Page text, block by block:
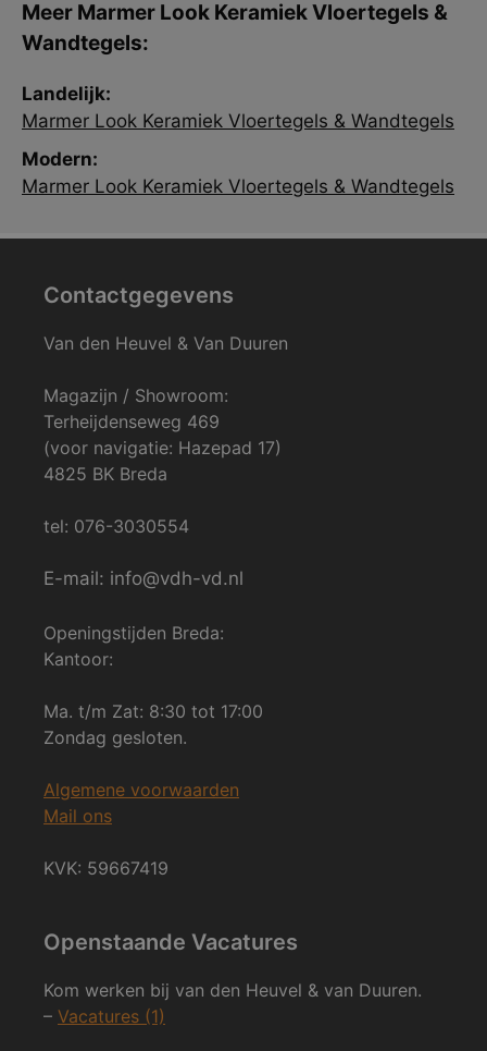
Meer Marmer Look Keramiek Vloertegels &
Wandtegels:
Landelijk:
Marmer Look Keramiek Vloertegels & Wandtegels
Modern:
Marmer Look Keramiek Vloertegels & Wandtegels
Contactgegevens
Van den Heuvel & Van Duuren
Magazijn / Showroom:
Terheijdenseweg 469
(voor navigatie: Hazepad 17)
4825 BK Breda
tel: 076-3030554
E-mail: info@vdh-vd.nl
Openingstijden Breda:
Kantoor:
Ma. t/m Zat: 8:30 tot 17:00
Zondag gesloten.
Algemene voorwaarden
Mail ons
KVK: 59667419
Openstaande Vacatures
Kom werken bij van den Heuvel & van Duuren.
– Vacatures (1)